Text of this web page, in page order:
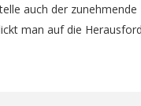
auch der
man auf die